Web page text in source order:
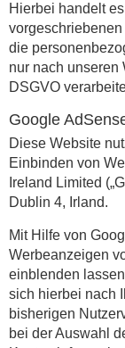
Hierbei handelt
die
nur nach unseren
DSGVO
Google
Diese Website
Einbinden von
Ireland Limited
Dublin 4, Irland.
Mit Hilfe von
Werbeanzeigen
einblenden
sich hierbei nach
bisherigen
bei der Auswahl